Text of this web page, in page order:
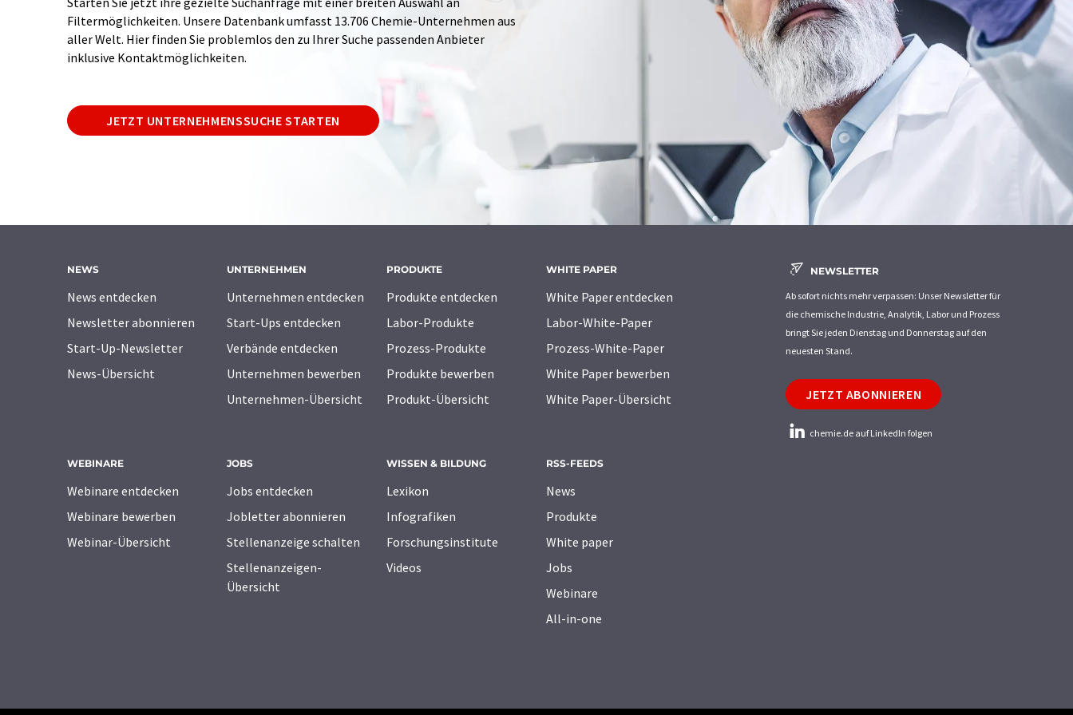
Filtermöglichkeiten. Unsere Datenbank umfasst 13.706 Chemie-Unternehmen aus
aller Welt. Hier finden Sie problemlos den zu Ihrer Suche passenden Anbieter
inklusive Kontaktmöglichkeiten.
JETZT UNTERNEHMENSSUCHE STARTEN
NEWS
News entdecken
Newsletter abonnieren
Start-Up-Newsletter
News-Übersicht
UNTERNEHMEN
Unternehmen entdecken
Start-Ups entdecken
Verbände entdecken
Unternehmen bewerben
Unternehmen-Übersicht
PRODUKTE
Produkte entdecken
Labor-Produkte
Prozess-Produkte
Produkte bewerben
Produkt-Übersicht
WHITE PAPER
White Paper entdecken
Labor-White-Paper
Prozess-White-Paper
White Paper bewerben
White Paper-Übersicht
WEBINARE
Webinare entdecken
Webinare bewerben
Webinar-Übersicht
JOBS
Jobs entdecken
Jobletter abonnieren
Stellenanzeige schalten
Stellenanzeigen-
Übersicht
WISSEN & BILDUNG
Lexikon
Infografiken
Forschungsinstitute
Videos
RSS-FEEDS
News
Produkte
White paper
Jobs
Webinare
All-in-one
NEWSLETTER
Ab sofort nichts mehr verpassen: Unser Newsletter für
die chemische Industrie, Analytik, Labor und Prozess
bringt Sie jeden Dienstag und Donnerstag auf den
neuesten Stand.
JETZT ABONNIEREN
chemie.de auf LinkedIn folgen